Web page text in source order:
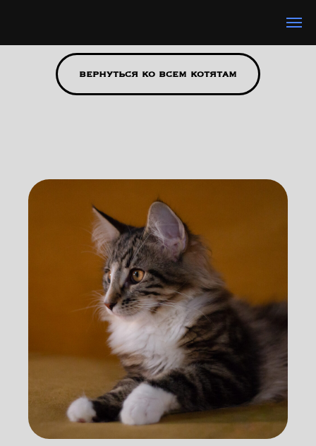
вернуться ко всем котятам